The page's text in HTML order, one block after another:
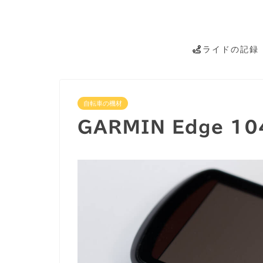
ライドの記録
自転車の機材
GARMIN Edge